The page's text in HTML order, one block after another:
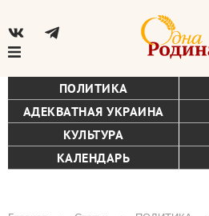
ПОЛИТИКА
АДЕКВАТНАЯ УКРАИНА
КУЛЬТУРА
КАЛЕНДАРЬ